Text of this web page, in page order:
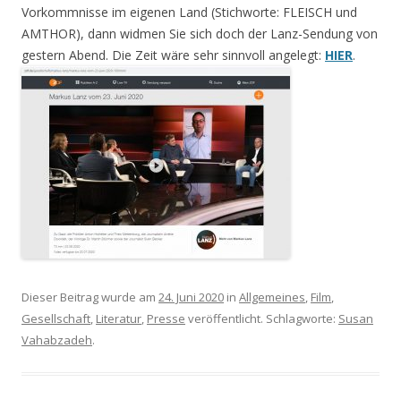
Vorkommnisse im eigenen Land (Stichworte: FLEISCH und
AMTHOR), dann widmen Sie sich doch der Lanz-Sendung von
gestern Abend. Die Zeit wäre sehr sinnvoll angelegt: HIER.
Dieser Beitrag wurde am 24. Juni 2020 in Allgemeines, Film,
Gesellschaft, Literatur, Presse veröffentlicht. Schlagworte: Susan
Vahabzadeh.